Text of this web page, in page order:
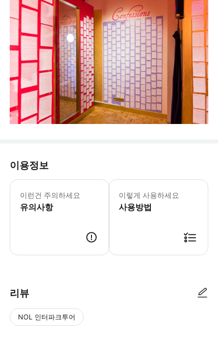
이용정보
이런건 주의하세요
유의사항
암스테르담 운하 크루즈 월-일:
* 세계에서 가장 오래된 직업에 대한
이렇게 사용하세요
사용방법
리뷰
NOL 인터파크투어